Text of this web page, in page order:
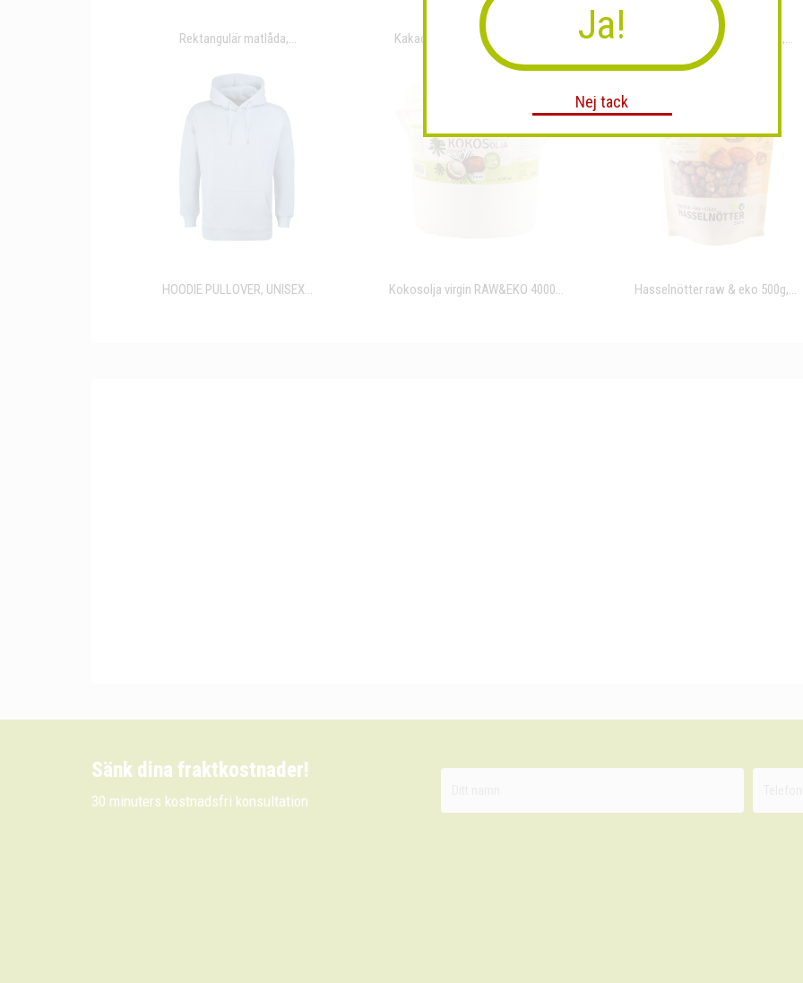
Rektangulär matlåda,... Kakaopulver raw & eko 1000g,... Kakaopulver raw&eko 250 g,...
HOODIE PULLOVER, UNISEX... Kokosolja virgin RAW&EKO 4000... Hasselnötter raw & eko 500g,...
Sänk dina fraktkostnader!
30 minuters kostnadsfri konsultation
Ja!
Nej tack